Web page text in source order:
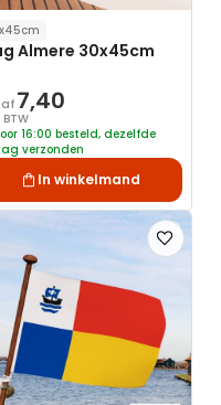
Almere 30x45cm
7,40
BTW
16:00 besteld, dezelfde
verzonden
In winkelmand
Voeg
toe